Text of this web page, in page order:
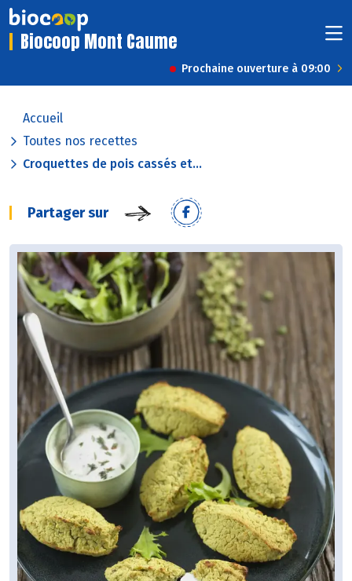
Biocoop Mont Caume
Prochaine ouverture à 09:00
Accueil
Toutes nos recettes
Croquettes de pois cassés et...
Partager sur